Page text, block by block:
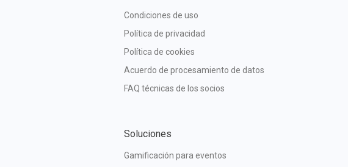
Condiciones de uso
Política de privacidad
Política de cookies
Acuerdo de procesamiento de datos
FAQ técnicas de los socios
Soluciones
Gamificación para eventos